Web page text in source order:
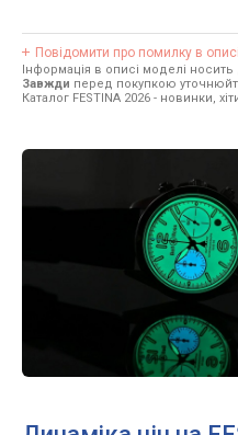
Повідомити про помилку в описі
Інформація в описі моделі
Завжди перед покупкою
Каталог FESTINA 2026 - новинки,